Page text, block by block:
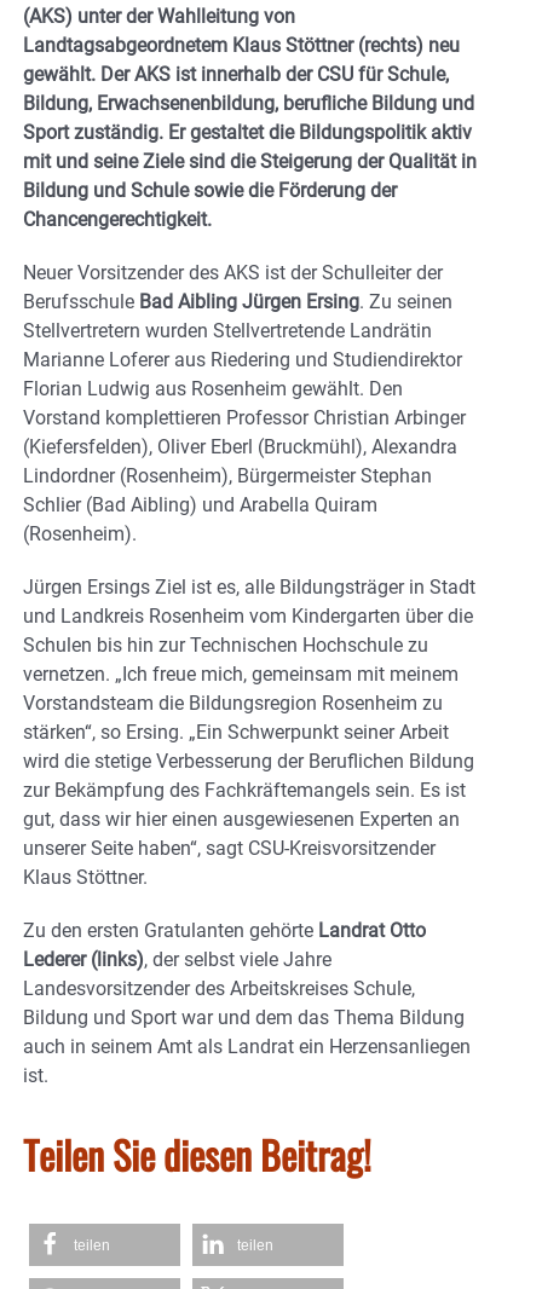
(AKS) unter der Wahlleitung von
Landtagsabgeordnetem Klaus Stöttner (rechts) neu
gewählt. Der AKS ist innerhalb der CSU für Schule,
Bildung, Erwachsenenbildung, berufliche Bildung und
Sport zuständig. Er gestaltet die Bildungspolitik aktiv
mit und seine Ziele sind die Steigerung der Qualität in
Bildung und Schule sowie die Förderung der
Chancengerechtigkeit.
Neuer Vorsitzender des AKS ist der Schulleiter der
Berufsschule Bad Aibling Jürgen Ersing. Zu seinen
Stellvertretern wurden Stellvertretende Landrätin
Marianne Loferer aus Riedering und Studiendirektor
Florian Ludwig aus Rosenheim gewählt. Den
Vorstand komplettieren Professor Christian Arbinger
(Kiefersfelden), Oliver Eberl (Bruckmühl), Alexandra
Lindordner (Rosenheim), Bürgermeister Stephan
Schlier (Bad Aibling) und Arabella Quiram
(Rosenheim).
Jürgen Ersings Ziel ist es, alle Bildungsträger in Stadt
und Landkreis Rosenheim vom Kindergarten über die
Schulen bis hin zur Technischen Hochschule zu
vernetzen. „Ich freue mich, gemeinsam mit meinem
Vorstandsteam die Bildungsregion Rosenheim zu
stärken“, so Ersing. „Ein Schwerpunkt seiner Arbeit
wird die stetige Verbesserung der Beruflichen Bildung
zur Bekämpfung des Fachkräftemangels sein. Es ist
gut, dass wir hier einen ausgewiesenen Experten an
unserer Seite haben“, sagt CSU-Kreisvorsitzender
Klaus Stöttner.
Zu den ersten Gratulanten gehörte Landrat Otto
Lederer (links), der selbst viele Jahre
Landesvorsitzender des Arbeitskreises Schule,
Bildung und Sport war und dem das Thema Bildung
auch in seinem Amt als Landrat ein Herzensanliegen
ist.
Teilen Sie diesen Beitrag!
teilen teilen